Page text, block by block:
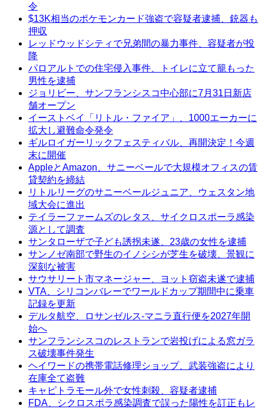
令
$13K相当のポケモンカード強盗で容疑者逮捕、銃器も
押収
レッドウッドシティで兄弟間の暴力事件、容疑者が投
降
パロアルトでの住宅侵入事件、トイレに立て籠もった
男性を逮捕
ジョリビー、サンフランシスコ中心部に7月31日新店
舗オープン
イーストベイ「リトル・ファイア」、1000エーカーに
拡大し避難命令発令
ギルロイガーリックフェスティバル、再開決定！今週
末に開催
AppleとAmazon、サニーベールで大規模オフィスの賃
貸契約を締結
リトルリーグのサニーベールジュニア、ウェスタン地
域大会に進出
テイラーファームズのレタス、サイクロスポーラ感染
源として調査
サンタローザで子ども誘拐未遂、23歳の女性を逮捕
サンノゼ南部で野生のイノシシが芝生を破壊、景観に
深刻な被害
サウサリート市マネージャー、ヨット窃盗未遂で逮捕
VTA、シリコンバレーでワールドカップ期間中に乗車
記録を更新
デルタ航空、ロサンゼルス-マニラ直行便を2027年開
始へ
サンフランシスコのレストランで岩投げによる窓ガラ
ス破壊事件発生
ヘイワードの携帯電話修理ショップ、武装強盗により
在庫全て盗難
キャピトラモール外で女性刺殺、容疑者逮捕
FDA、シクロスポラ感染調査で誤った陽性を訂正もレ